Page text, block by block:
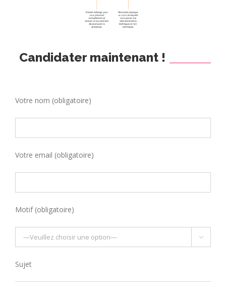
Candidater maintenant !
Votre nom (obligatoire)
Votre email (obligatoire)
Motif (obligatoire)

Sujet